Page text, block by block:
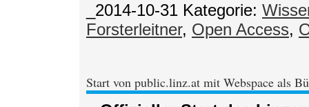
_2014-10-31 Kategorie:
Forsterleitner, Open Access,
Start von public.linz.at mit Webspace als